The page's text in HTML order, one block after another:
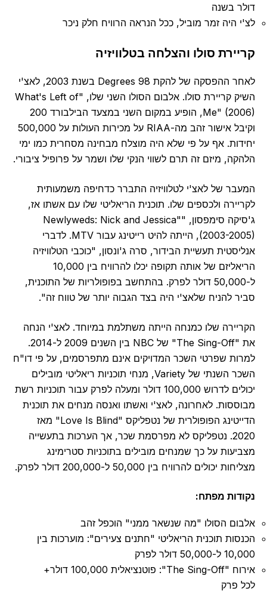
דולר בשנה
לצ'י היה זמר מוביל, ככל הנראה הרוויח חלק ניכר
קריירת סולו והצלחה בטלוויזיה
לאחר ההפסקה של להקת 98 Degrees בשנת 2003, לאצ'י
השיק קריירת סולו. אלבום הסולו השני שלו, "What's Left of
Me" (2006), הופיע במקום השני במצעד הבילבורד 200
וקיבל אישור זהב מה-RIAA על מכירות העולות על 500,000
יחידות. אף על פי שלא היה מוצלח מבחינה מסחרית כמו ימי
הלהקה, מיזם זה תרם לשווי הנקי שלו ושמר על פרופיל ציבורי.
המעבר של לאצ'י לטלוויזיה התברר כדחיפה משמעותית
לקריירה ולכספים שלו. תוכנית הריאליטי שלו עם אשתו אז,
ג'סיקה סימפסון, "Newlyweds: Nick and Jessica"
(2003-2005), הייתה להיט רייטינג עבור MTV. לדברי
אנליסטית תעשיית הבידור, סרה ג'ונסון, "כוכבי הטלוויזיה
הריאליזם של אותה תקופה יכלו להרוויח בין 10,000
ל-50,000 דולר לפרק. בהתחשב בפופולריות של התוכנית,
סביר להניח שלאצ'י היה בצד הגבוה יותר של טווח זה".
הקריירה שלו כמנחה הייתה משתלמת במיוחד. לאצ'י הנחה
את "The Sing-Off" של NBC בין השנים 2009 ל-2014.
למרות שפרטי השכר המדויקים אינם מתפרסמים, על פי דו"ח
השכר השנתי של Variety, מנחי תוכניות ריאליטי מובילים
יכולים לדרוש 100,000 דולר ומעלה לפרק עבור תוכניות רשת
מבוססות. לאחרונה, לאצ'י ואשתו ואנסה מנחים את תוכנית
הדייטינג הפופולרית של נטפליקס "Love Is Blind" מאז
2020. נטפליקס לא מפרסמת שכר, אך הערכות בתעשייה
מצביעות על כך שמנחים מובילים בתוכניות סטרימינג
מצליחות יכולים להרוויח בין 50,000 ל-200,000 דולר לפרק.
נקודות מפתח:
אלבום הסולו "מה שנשאר ממני" הוכפל זהב
הכנסות תוכנית הריאליטי "חתנים צעירים": מוערכות בין
10,000 ל-50,000 דולר לפרק
אירוח "The Sing-Off": פוטנציאלית 100,000 דולר+
לכל פרק